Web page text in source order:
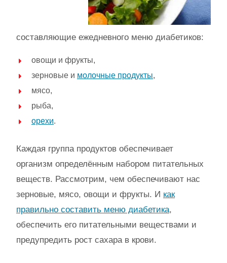
составляющие ежедневного меню диабетиков:
овощи и фрукты,
зерновые и молочные продукты,
мясо,
рыба,
орехи.
Каждая группа продуктов обеспечивает
организм определённым набором питательных
веществ. Рассмотрим, чем обеспечивают нас
зерновые, мясо, овощи и фрукты. И как
правильно составить меню диабетика,
обеспечить его питательными веществами и
предупредить рост сахара в крови.